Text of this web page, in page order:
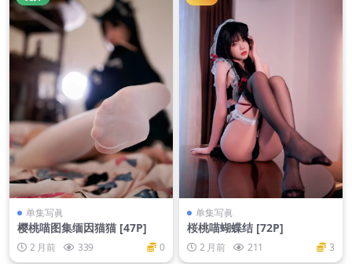
单集写眞
樱桃喵图集缅因猫猫 [47P]
2 月前 339 0
单集写眞
桜桃喵蝴蝶结 [72P]
2 月前 211 3